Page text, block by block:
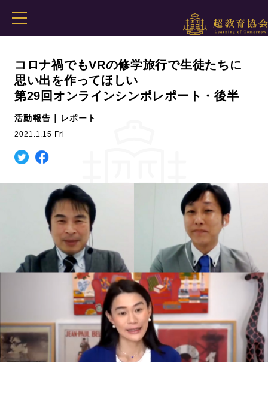
コロナ禍でもVRの修学旅行で生徒たちに
思い出を作ってほしい
第29回オンラインシンポレポート・後半
活動報告｜レポート
2021.1.15 Fri